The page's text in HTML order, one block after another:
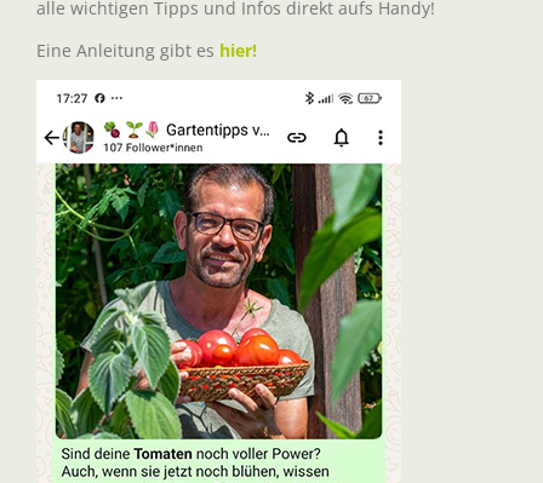
alle wichtigen Tipps und Infos direkt aufs Handy!
Eine Anleitung gibt es hier!